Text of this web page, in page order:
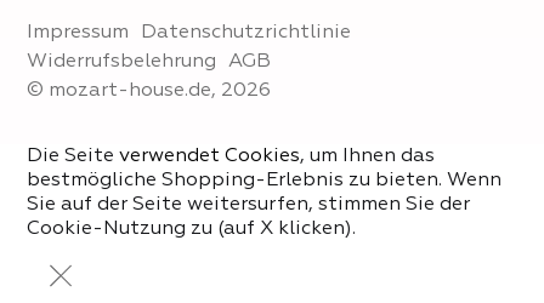
© mozart-house.de, 2026
Impressum
Datenschutzrichtlinie
Widerrufsbelehrung
AGB
Die Seite verwendet Cookies, um Ihnen das
bestmögliche Shopping-Erlebnis zu bieten. Wenn
Sie auf der Seite weitersurfen, stimmen Sie der
Cookie-Nutzung zu (auf X klicken).